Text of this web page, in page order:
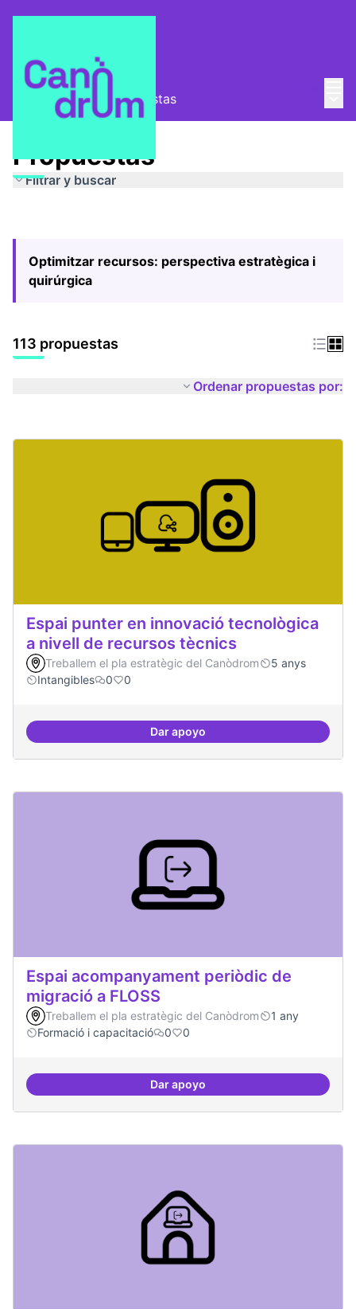
Pla Estratègic Propuestas
Propuestas
Filtrar y buscar
Optimitzar recursos: perspectiva estratègica i
quirúrgica
113 propuestas
Ordenar propuestas por:
Espai punter en innovació tecnològica
a nivell de recursos tècnics
Treballem el pla estratègic del Canòdrom
5 anys
Intangibles
0 0
Dar apoyoEspai punter en innovació
Espai acompanyament periòdic de
migració a FLOSS
Treballem el pla estratègic del Canòdrom
1 any
Formació i capacitació
0 0
Dar apoyoEspai acompanyament periòdic